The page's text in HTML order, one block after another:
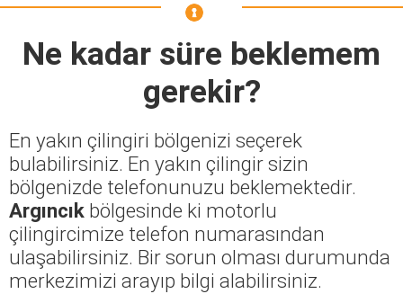
Ne kadar süre beklemem
gerekir?
En yakın çilingiri bölgenizi seçerek
bulabilirsiniz. En yakın çilingir sizin
bölgenizde telefonunuzu beklemektedir.
Argıncık bölgesinde ki motorlu
çilingircimize telefon numarasından
ulaşabilirsiniz. Bir sorun olması durumunda
merkezimizi arayıp bilgi alabilirsiniz.